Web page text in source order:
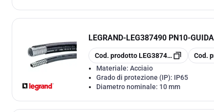
LEGRAND-LEG387490 PN10-
copia
Cod. prodottoLEG387490 copia
Cod.
Materiale: Acciaio
Grado di protezione (IP): IP65
Diametro nominale: 10 mm